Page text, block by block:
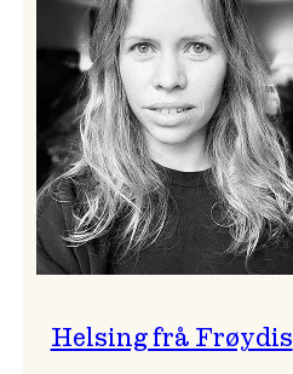
Helsing frå Frøydis